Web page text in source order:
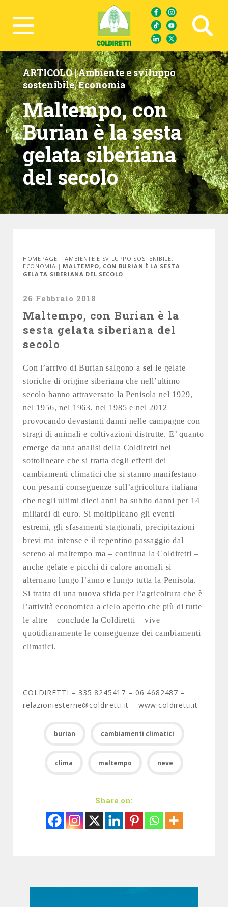
Ricerca avanzata
ARTICOLO |Ambiente e sviluppo
sostenibile,Economia
Maltempo, con
Burian è la sesta
gelata siberiana
del secolo
HOMEPAGE |AMBIENTE E SVILUPPO SOSTENIBILE,
ECONOMIA | MALTEMPO, CON BURIAN È LA SESTA
GELATA SIBERIANA DEL SECOLO
26 Febbraio 2018
Maltempo, con Burian è la
sesta gelata siberiana del
secolo
Con l’arrivo di Burian salgono a seile gelate
storiche di origine siberiana che nell’ultimo
secolo hanno attraversato la Penisola nel 1929,
nel 1956, nel 1963, nel 1985 e nel 2012
provocando devastanti danni nelle campagne con
stragi di animali e coltivazioni distrutte. E’ quanto
emerge da una analisi della Coldiretti nel
sottolineare che si tratta degli effetti dei
cambiamenti climatici che si stanno manifestano
con pesanti conseguenze sull’agricoltura italiana
che negli ultimi dieci anni ha subito danni per 14
miliardi di euro. Si moltiplicano gli eventi
estremi, gli sfasamenti stagionali, precipitazioni
brevi ma intense e il repentino passaggio dal
sereno al maltempo ma – continua la Coldiretti –
anche gelate e picchi di calore anomali si
alternano lungo l’anno e lungo tutta la Penisola.
Si tratta di una nuova sfida per l’agricoltura che è
l’attività economica a cielo aperto che più di tutte
le altre – conclude la Coldiretti – vive
quotidianamente le conseguenze dei cambiamenti
climatici.
COLDIRETTI – 335 8245417 – 06 4682487 –
relazioniesterne@coldiretti.it – www.coldiretti.it
burian cambiamenti climatici
clima maltempo neve
Share on: